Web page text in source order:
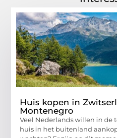
Huis kopen in
Montenegro
Veel Nederlands willen in de
huis in het buitenland